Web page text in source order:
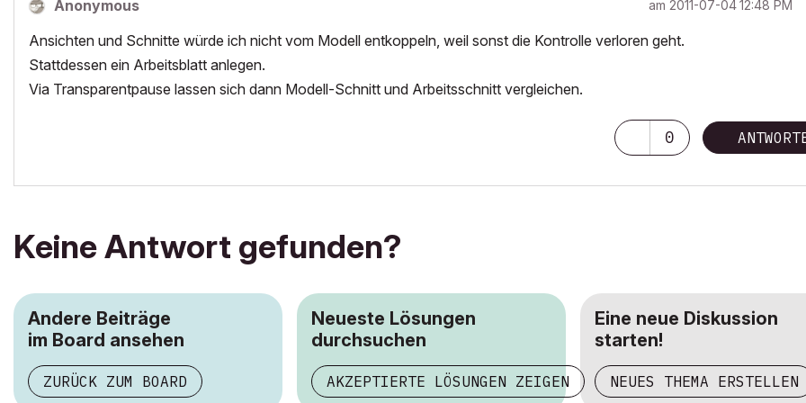
Anonymous am ‎2011-07-0412:48 PM
Ansichten und Schnitte würde ich nicht vom Modell entkoppeln, weil sonst die Kontrolle verloren geht.
Stattdessen ein Arbeitsblatt anlegen.
Via Transparentpause lassen sich dann Modell-Schnitt und Arbeitsschnitt vergleichen.
0
Keine Antwort gefunden?
Andere Beiträge
im Board ansehen
ZURÜCK ZUM BOARD
Neueste Lösungen
durchsuchen
AKZEPTIERTE LÖSUNGEN ZEIGEN
Eine neue Diskussion
starten!
NEUES THEMA ERSTELLEN